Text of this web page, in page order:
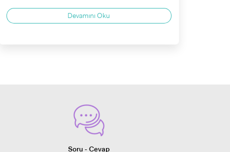
Devamını Oku
Soru - Cevap